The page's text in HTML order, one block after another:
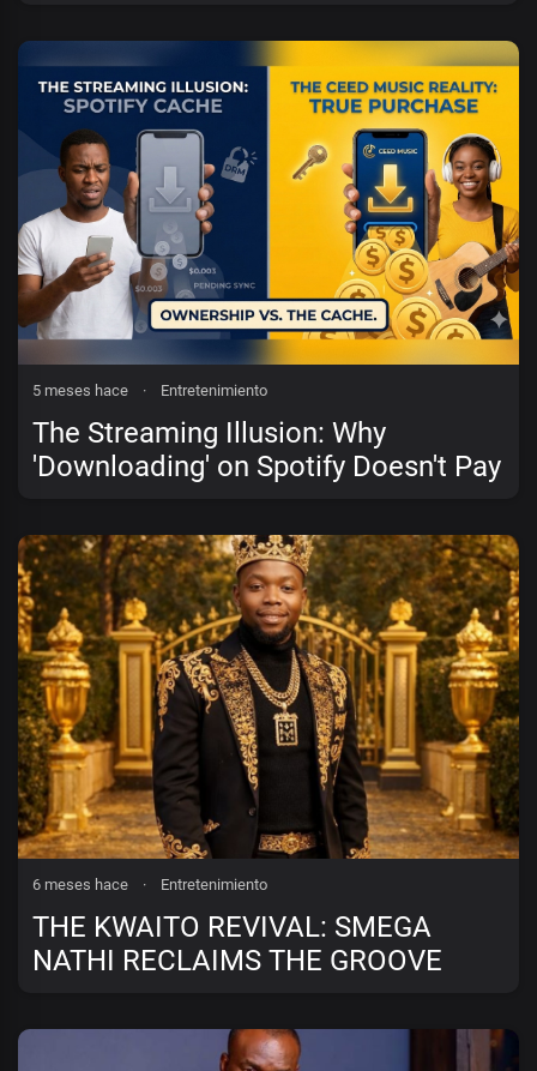
5 meses hace · Entretenimiento
The Streaming Illusion: Why
'Downloading' on Spotify Doesn't Pay
Does)
6 meses hace · Entretenimiento
THE KWAITO REVIVAL: SMEGA
NATHI RECLAIMS THE GROOVE
JUDGE”